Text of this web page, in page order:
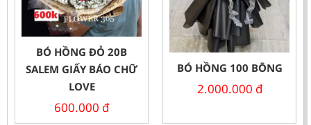
BÓ HỒNG ĐỎ 20B
SALEM GIẤY BÁO CHỮ
LOVE
600.000 đ
BÓ HỒNG 100 BÔNG
2.000.000 đ